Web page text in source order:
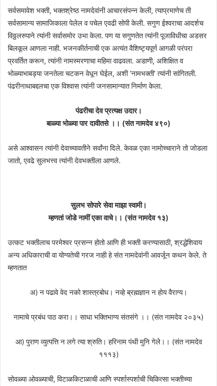
सर्वसमावेश भक्ती, भक्तश्रेष्ठ नामदेवांनी आचारसंपन्न केली, त्याप्रमाणेच ती
सर्वसामान्य सामाजिकाला पेलेल व पचेल एवढी सोपी केली. सगुण ईश्वराचा आदर्शच
विठ्ठलरुपाने त्यांनी सर्वासमोर उभा केला. पण या सगुणतेत त्यांनी पूजाविधीचा अडसर
बिलकूल आणला नाही. भजनकीर्तनाची एक अत्यंत वैशिष्ट्यपूर्ण आगळी परंपरा
प्रवर्तित करून, त्यांनी नामस्मरणाचा महिमा वाढवला. अडाणी, अशिक्षित व
भोळ्याभाबड्या जनतेला चटकन वेधून घेईल, अशी ‘नामभक्ती’ त्यांनी सांगितली.
पंढरीनाथाबद्दलचा एक विश्वास त्यांनी जनसामान्यात निर्माण केला.
पंढरीचा देव प्रत्यक्ष उदार।
बाळ्या भोळ्या पार दावीतसे ।। (संत नामदेव ४९०)
असे आश्वासन त्यांनी देवाच्यावतीने सर्वांना दिले. केवळ एका नामोच्चाराने तो जोडला
जातो, एवढे सुलभत्त्व त्यांनी देवभक्तीला आणले.
सुलभ सोपारे सेवा माझा स्वामी।
म्हणतां जोडे नामीं एका वाचे।। (संत नामदेव १३)
उत्कट भक्तीलाच परमेश्वर प्रसन्न होतो आणि ही भक्ती करण्यासाठी, श्रद्धेशिवाय
अन्य अधिकाराची वा योग्यतेची गरज नाही हे संत नामदेवांनी आवर्जून कथन केले. ते
म्हणतात
अ) न पढावे वेद नको शास्त्रबोध। नव्हे ब्रह्मज्ञान न होय वैराग्य।
नामाचे प्रबंध पाठ करा।। साधा भक्तिभाग्य संतसंगे ।। (संत नामदेव २०३५)
आ) पुराण व्युत्पत्ति न लगे त्या श्रुति। हरिनाम पंथी मुनि गेले।। (संत नामदेव
१११३)
सोवळ्या ओवळ्याची, विटाळकिटाळाची आणि स्पर्शास्पर्शाची चिकित्सा भक्तीच्या